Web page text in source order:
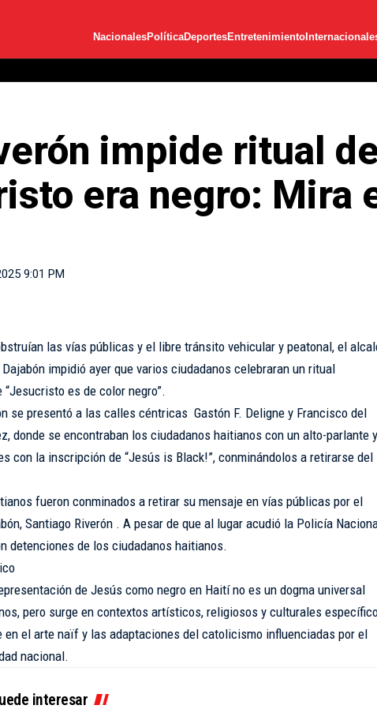
NacionalesPolíticaDeportesEntretenimiento
impide ritual
era negro: Mira
9:01 PM
las vías públicas y el libre tránsito vehicular y peatonal, el
impidió ayer que varios ciudadanos celebraran un ritual
“Jesucristo es de color negro”.
se presentó a las calles céntricas Gastón F. Deligne y Francisco del
donde se encontraban los ciudadanos haitianos con un alto-parlante y
con la inscripción de “Jesús is Black!”, conminándolos a retirarse del
fueron conminados a retirar su mensaje en vías públicas por el
Santiago Riverón . A pesar de que al lugar acudió la Policía
detenciones de los ciudadanos haitianos.
de Jesús como negro en Haití no es un dogma universal
pero surge en contextos artísticos, religiosos y culturales
en el arte naïf y las adaptaciones del catolicismo influenciadas por el
nacional.
interesar